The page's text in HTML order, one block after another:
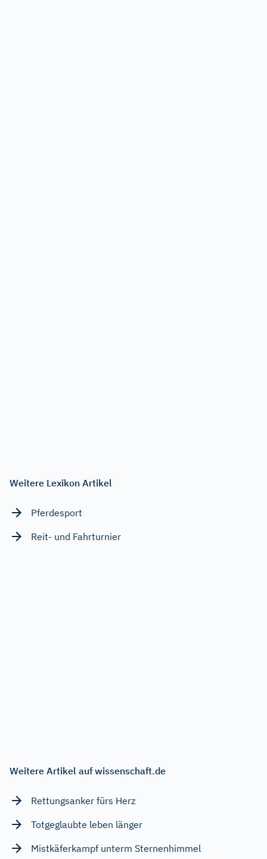
Weitere Lexikon Artikel
Pferdesport
Reit- und Fahrturnier
Weitere Artikel auf wissenschaft.de
Rettungsanker fürs Herz
Totgeglaubte leben länger
Mistkäferkampf unterm Sternenhimmel